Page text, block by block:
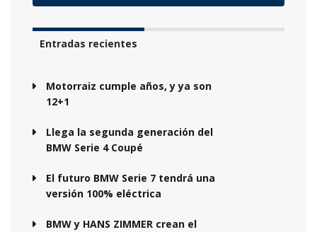
Entradas recientes
Motorraiz cumple años, y ya son
12+1
Llega la segunda generación del
BMW Serie 4 Coupé
El futuro BMW Serie 7 tendrá una
versión 100% eléctrica
BMW y HANS ZIMMER crean el